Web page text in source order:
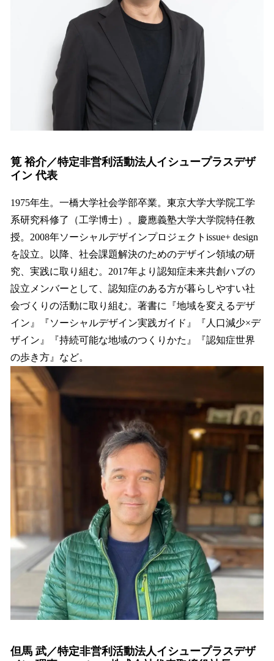
筧 裕介／特定非営利活動法人イシュープラスデザ
イン 代表
1975年生。一橋大学社会学部卒業。東京大学大学院工学
系研究科修了（工学博士）。慶應義塾大学大学院特任教
授。2008年ソーシャルデザインプロジェクトissue+ design
を設立。以降、社会課題解決のためのデザイン領域の研
究、実践に取り組む。2017年より認知症未来共創ハブの
設立メンバーとして、認知症のある方が暮らしやすい社
会づくりの活動に取り組む。著書に『地域を変えるデザ
イン』『ソーシャルデザイン実践ガイド』『人口減少×デ
ザイン』『持続可能な地域のつくりかた』『認知症世界
の歩き方』など。
但馬 武／特定非営利活動法人イシュープラスデザ